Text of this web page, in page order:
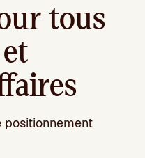
tous
positionnement